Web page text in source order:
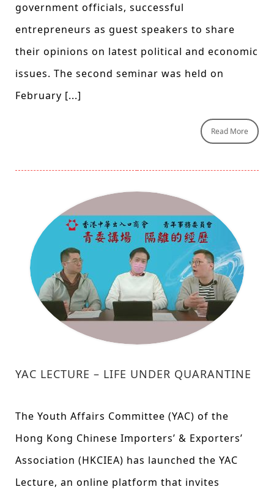
government officials, successful
entrepreneurs as guest speakers to share
their opinions on latest political and economic
issues. The second seminar was held on
February [...]
Read More
YAC LECTURE – LIFE UNDER QUARANTINE
The Youth Affairs Committee (YAC) of the
Hong Kong Chinese Importers’ & Exporters’
Association (HKCIEA) has launched the YAC
Lecture, an online platform that invites